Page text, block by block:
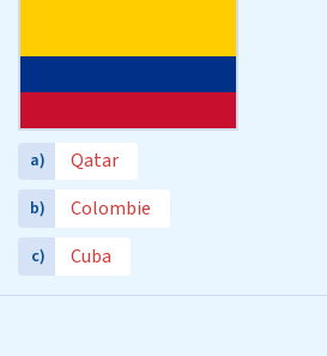
a) Qatar
b) Colombie
c) Cuba